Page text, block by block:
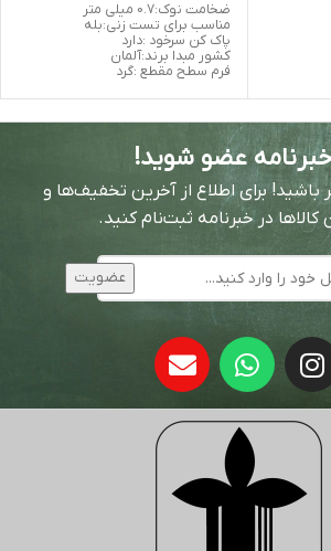
ضخامت نوک:0.7 میلی متر
مناسب برای تست زنی:بله
پاک کن سرخود :دارد
کشور مبدا برند:آلمان
فرم سطح مقطع :گرد
عضو شوید!
برای اطلاع از آخرین تخفیف‌ها و
کالاها در خبرنامه ثبت‌نام کنید.